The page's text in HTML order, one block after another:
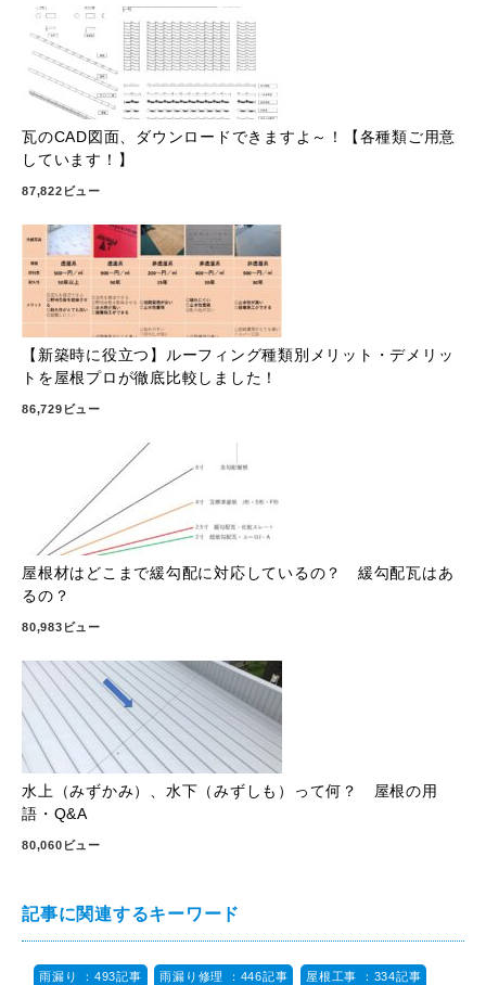
瓦のCAD図面、ダウンロードできますよ～！【各種類ご用意
しています！】
87,822ビュー
【新築時に役立つ】ルーフィング種類別メリット・デメリッ
トを屋根プロが徹底比較しました！
86,729ビュー
屋根材はどこまで緩勾配に対応しているの？ 緩勾配瓦はあ
るの？
80,983ビュー
水上（みずかみ）、水下（みずしも）って何？ 屋根の用
語・Q&A
80,060ビュー
記事に関連するキーワード
雨漏り ：493記事 雨漏り修理 ：446記事 屋根工事 ：334記事